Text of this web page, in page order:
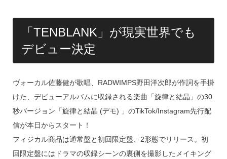
「TENBLANK」が現実世界でも
デビュー決定
ヴォーカル佐藤健が歌唱、RADWIMPS野田洋次郎が作詞を手掛
けた、デビューアルバムに収録される楽曲「旋律と結晶」の30
秒バージョン「旋律と結晶 (デモ) 」のTikTok/Instagram先行配
信が本日からスタート！
フィジカル商品は通常盤と初回限定盤、2形態でリリース。初
回限定盤にはドラマの収録シーンの裏側を撮影したメイキング